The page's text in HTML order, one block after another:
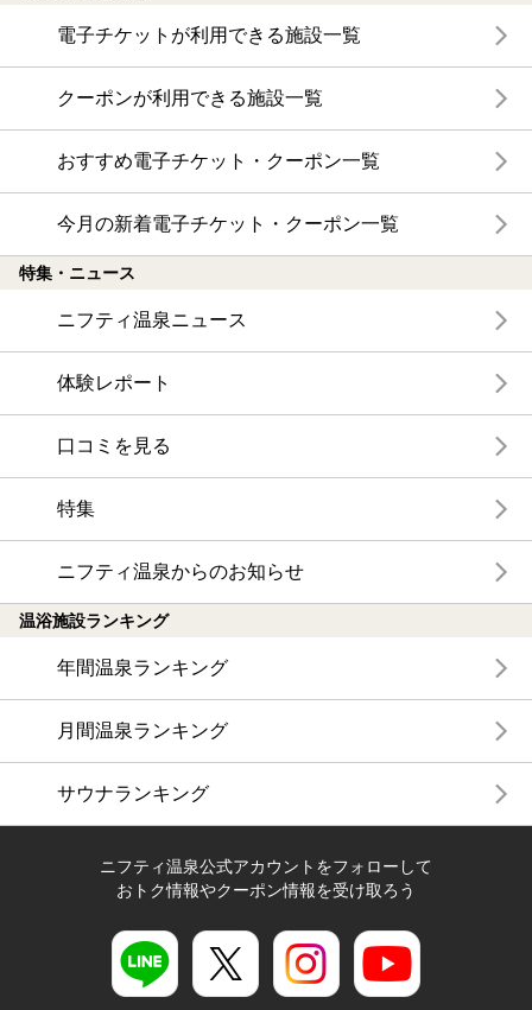
電子チケットが利用できる施設一覧
クーポンが利用できる施設一覧
おすすめ電子チケット・クーポン一覧
今月の新着電子チケット・クーポン一覧
特集・ニュース
ニフティ温泉ニュース
体験レポート
口コミを見る
特集
ニフティ温泉からのお知らせ
温浴施設ランキング
年間温泉ランキング
月間温泉ランキング
サウナランキング
ニフティ温泉公式アカウントをフォローして
おトク情報やクーポン情報を受け取ろう